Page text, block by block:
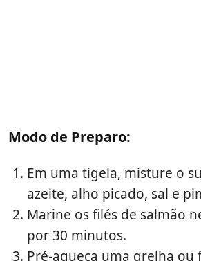
Modo de Preparo:
Em uma tigela, misture o
azeite, alho picado, sal e
Marine os filés de salmão
por 30 minutos.
Pré-aqueça uma grelha ou